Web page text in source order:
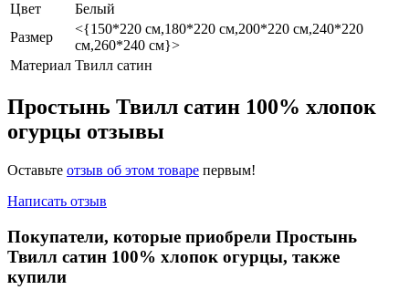
Цвет
Белый
Размер
<{150*220 см,180*220 см,200*220 см,240*220
см,260*240 см}>
Материал Твилл сатин
Простынь Твилл сатин 100% хлопок
огурцы отзывы
Оставьте отзыв об этом товаре первым!
Написать отзыв
Покупатели, которые приобрели Простынь
Твилл сатин 100% хлопок огурцы, также
купили